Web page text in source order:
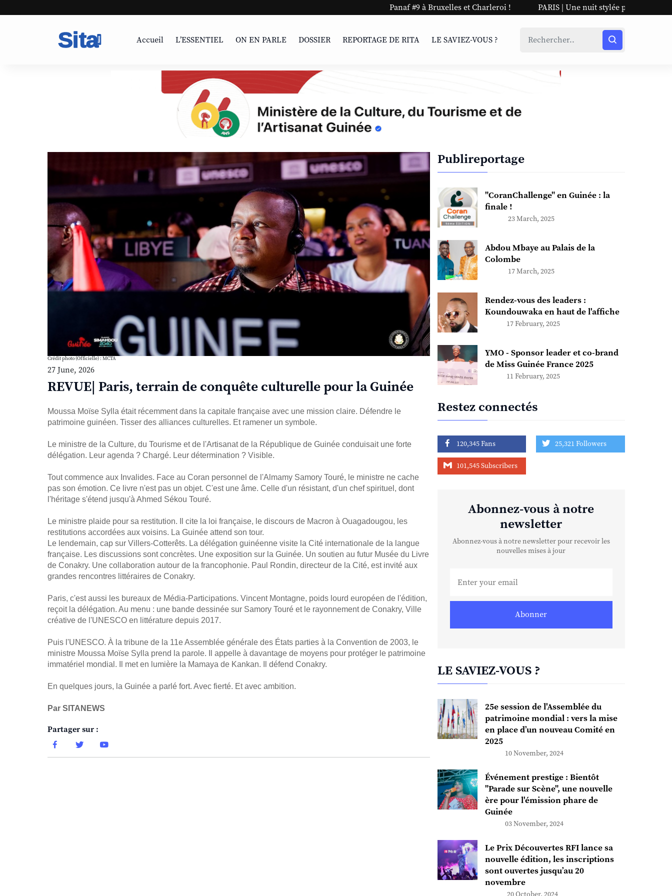
Panaf #9 à Bruxelles et Charleroi ! PARIS | Une nuit stylée pour Kevin First !
Accueil L’ESSENTIEL ON EN PARLE DOSSIER REPORTAGE DE RITA LE SAVIEZ-VOUS ?
Crédit photo (Officielle) : MCTA
27 June, 2026
REVUE| Paris, terrain de conquête culturelle pour la Guinée
Moussa Moïse Sylla était récemment dans la capitale française avec une mission claire. Défendre le
patrimoine guinéen. Tisser des alliances culturelles. Et ramener un symbole.
Le ministre de la Culture, du Tourisme et de l'Artisanat de la République de Guinée conduisait une forte
délégation. Leur agenda ? Chargé. Leur détermination ? Visible.
Tout commence aux Invalides. Face au Coran personnel de l'Almamy Samory Touré, le ministre ne cache
pas son émotion. Ce livre n'est pas un objet. C'est une âme. Celle d'un résistant, d'un chef spirituel, dont
l'héritage s'étend jusqu'à Ahmed Sékou Touré.
Le ministre plaide pour sa restitution. Il cite la loi française, le discours de Macron à Ouagadougou, les
restitutions accordées aux voisins. La Guinée attend son tour.
Le lendemain, cap sur Villers-Cotterêts. La délégation guinéenne visite la Cité internationale de la langue
française. Les discussions sont concrètes. Une exposition sur la Guinée. Un soutien au futur Musée du Livre
de Conakry. Une collaboration autour de la francophonie. Paul Rondin, directeur de la Cité, est invité aux
grandes rencontres littéraires de Conakry.
Paris, c'est aussi les bureaux de Média-Participations. Vincent Montagne, poids lourd européen de l'édition,
reçoit la délégation. Au menu : une bande dessinée sur Samory Touré et le rayonnement de Conakry, Ville
créative de l'UNESCO en littérature depuis 2017.
Puis l'UNESCO. À la tribune de la 11e Assemblée générale des États parties à la Convention de 2003, le
ministre Moussa Moïse Sylla prend la parole. Il appelle à davantage de moyens pour protéger le patrimoine
immatériel mondial. Il met en lumière la Mamaya de Kankan. Il défend Conakry.
En quelques jours, la Guinée a parlé fort. Avec fierté. Et avec ambition.
Par SITANEWS
Partager sur :
Publireportage
"CoranChallenge" en Guinée : la
finale !
23 March, 2025
Abdou Mbaye au Palais de la
Colombe
17 March, 2025
Rendez-vous des leaders :
Koundouwaka en haut de l'affiche
17 February, 2025
YMO - Sponsor leader et co-brand
de Miss Guinée France 2025
11 February, 2025
Restez connectés
120,345 Fans 25,321 Followers
101,545 Subscribers
Abonnez-vous à notre
newsletter
Abonnez-vous à notre newsletter pour recevoir les
nouvelles mises à jour
Abonner
LE SAVIEZ-VOUS ?
25e session de l'Assemblée du
patrimoine mondial : vers la mise
en place d’un nouveau Comité en
2025
10 November, 2024
Événement prestige : Bientôt
"Parade sur Scène", une nouvelle
ère pour l'émission phare de
Guinée
03 November, 2024
Le Prix Découvertes RFI lance sa
nouvelle édition, les inscriptions
sont ouvertes jusqu’au 20
novembre